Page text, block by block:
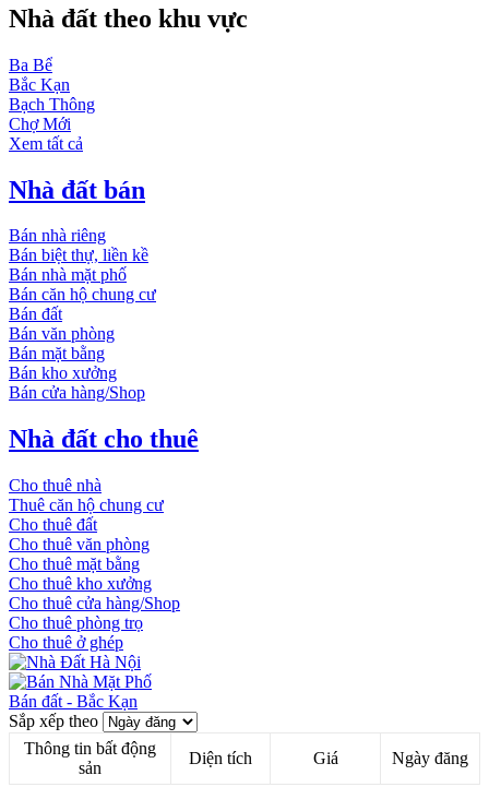
Nhà đất theo khu vực
Ba Bể
Bắc Kạn
Bạch Thông
Chợ Mới
Xem tất cả
Nhà đất bán
Bán nhà riêng
Bán biệt thự, liền kề
Bán nhà mặt phố
Bán căn hộ chung cư
Bán đất
Bán văn phòng
Bán mặt bằng
Bán kho xưởng
Bán cửa hàng/Shop
Nhà đất cho thuê
Cho thuê nhà
Thuê căn hộ chung cư
Cho thuê đất
Cho thuê văn phòng
Cho thuê mặt bằng
Cho thuê kho xưởng
Cho thuê cửa hàng/Shop
Cho thuê phòng trọ
Cho thuê ở ghép
Bán đất - Bắc Kạn
Sắp xếp theo
Thông tin bất động
sản
Diện tích Giá Ngày đăng